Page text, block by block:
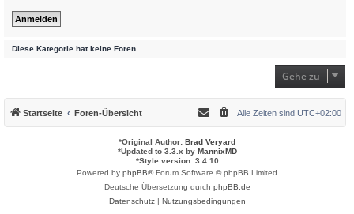
Diese Kategorie hat keine Foren.
Gehe zu
Startseite Foren-Übersicht Alle Zeiten sind UTC+02:00
*Original Author: Brad Veryard
*Updated to 3.3.x by MannixMD
*Style version: 3.4.10
Powered by phpBB® Forum Software © phpBB Limited
Deutsche Übersetzung durch phpBB.de
Datenschutz| Nutzungsbedingungen